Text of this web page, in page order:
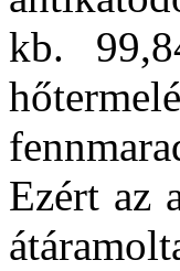
kb.
Ezért az